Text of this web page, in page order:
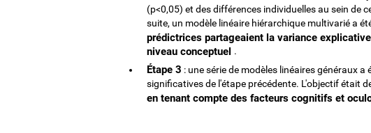
(p<0,05) et des différences individuelles au sein de
suite, un modèle linéaire hiérarchique multivarié a
prédictrices partageaient la variance
niveau conceptuel .
Étape 3 : une série de modèles linéaires généraux
significatives de l'étape précédente. L'objectif était
en tenant compte des facteurs cognitifs et